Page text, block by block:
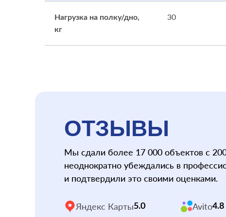
Нагрузка на полку/дно,
кг
30
ОТЗЫВЫ
Мы сдали более 17 000 объектов с
неоднократно убеждались в
и подтвердили это своими оценками.
Яндекс Карты5.0 Avito4.8